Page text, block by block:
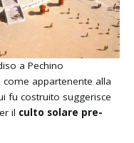
a Pechino
appartenente alla
fu costruito suggerisce
il culto solare pre-